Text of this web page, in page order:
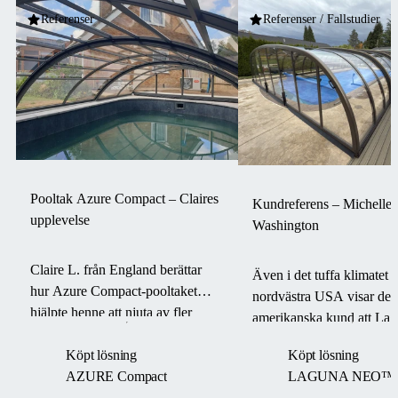
Referenser
Pooltak Azure Compact – Claires
upplevelse
Claire L. från England berättar
hur Azure Compact-pooltaket
hjälpte henne att njuta av fler
oroa sig mindre för väder och
underhåll.
Köpt lösning
AZURE Compact
Referenser / Fallstudier
Kundreferens – Michelle
Washington
Även i det tuffa klimatet i
nordvästra USA visar
amerikanska kund att
och funktionell – till och
en Boom-cyklon.
Köpt lösning
LAGUNA NEO™